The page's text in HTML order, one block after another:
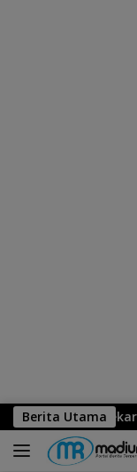
Berita Utama
Sekar Kinanthi,